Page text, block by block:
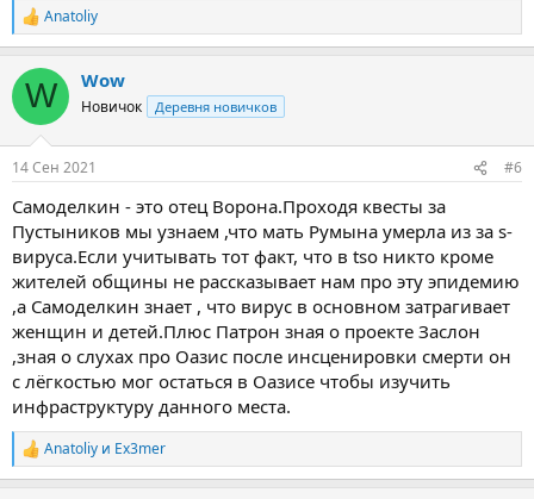
Р
е
к
ц
и
Anatoliy
W Wow
Новичок Деревня новичков
14 Сен 2021 #6
Самоделкин - это отец Ворона.Проходя квесты за
Пустыников мы узнаем ,что мать Румына умерла из за s-
вируса.Если учитывать тот факт, что в tso никто кроме
жителей общины не рассказывает нам про эту эпидемию
,а Самоделкин знает , что вирус в основном затрагивает
женщин и детей.Плюс Патрон зная о проекте Заслон
,зная о слухах про Оазис после инсценировки смерти он
с лёгкостью мог остаться в Оазисе чтобы изучить
инфраструктуру данного места.
Р
е
Anatoliy и Ex3mer